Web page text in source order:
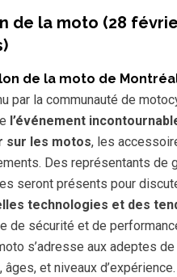
de la moto (28
de la moto de
par la communauté de
l’événement
sur les motos, les
Des représentants de
seront présents pour
technologies et des
de sécurité et de
s’adresse aux adeptes
âges, et niveaux d’expérience.